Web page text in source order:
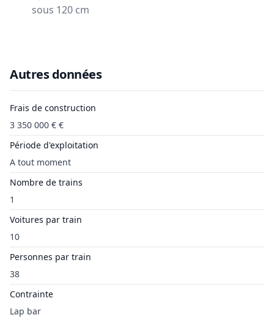
sous 120 cm
Autres données
Frais de construction
3 350 000 € €
Période d'exploitation
A tout moment
Nombre de trains
1
Voitures par train
10
Personnes par train
38
Contrainte
Lap bar